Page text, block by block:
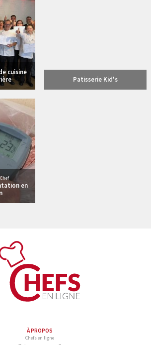
cuisine
Patisserie Kid's
en
À PROPOS
Chefs en ligne